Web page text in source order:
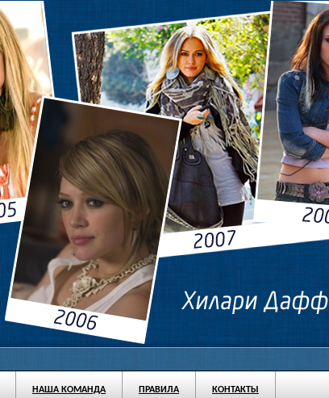
НАША КОМАНДА ПРАВИЛА КОНТАКТЫ